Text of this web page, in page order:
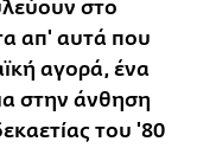
στο
απ' αυτά που
αγορά, ένα
στην άνθηση
του '80